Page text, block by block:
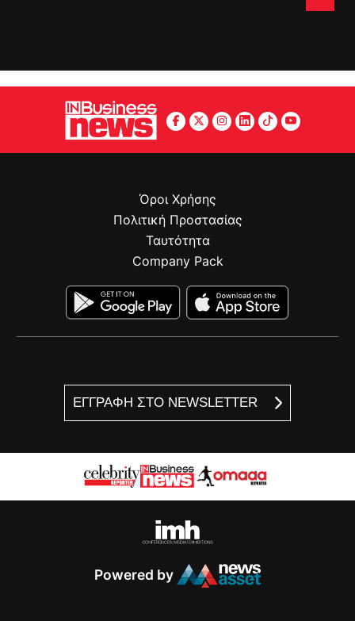
ΕΓΓΡΑΦΗ ΣΤΟ NEWSLETTER
Όροι Χρήσης
Πολιτική Προστασίας
Ταυτότητα
Company Pack
Powered by